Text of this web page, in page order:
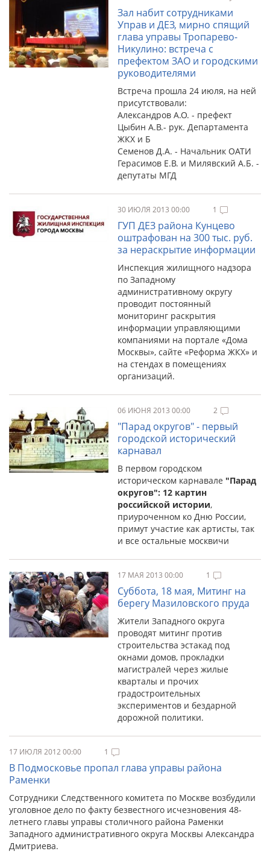
Зал набит сотрудниками
Управ и ДЕЗ, мирно спящий
глава управы Тропарево-
Никулино: встреча с
префектом ЗАО и городскими
руководителями
Встреча прошла 24 июля, на ней
присутствовали:
Александров А.О. - префект
Цыбин А.В.- рук. Департамента
ЖКХ и Б
Семенов Д.А. - Начальник ОАТИ
Герасимов Е.В. и Милявский А.Б. -
депутаты МГД
30 ИЮЛЯ 2013 00:00 1
ГУП ДЕЗ района Кунцево
оштрафован на 300 тыс. руб.
за нераскрытие информации
Инспекция жилищного надзора
по Западному
административному округу
проводит постоянный
мониторинг раскрытия
информации управляющими
компаниями на портале «Дома
Москвы», сайте «Реформа ЖКХ» и
на стендах в помещениях
организаций.
06 ИЮНЯ 2013 00:00 2
"Парад округов" - первый
городской исторический
карнавал
В первом городском
историческом карнавале "Парад
округов": 12 картин
российской истории,
приуроченном ко Дню России,
примут участие как артисты, так
и все остальные москвичи
17 МАЯ 2013 00:00 1
Суббота, 18 мая, Митинг на
берегу Мазиловского пруда
Жители Западного округа
проводят митинг против
строительства эстакад под
окнами домов, прокладки
магистралей через жилые
кварталы и прочих
градостроительных
экспериментов и бездарной
дорожной политики.
17 ИЮЛЯ 2012 00:00 1
В Подмосковье пропал глава управы района
Раменки
Сотрудники Следственного комитета по Москве возбудили
уголовное дело по факту безвестного исчезновения 48-
летнего главы управы столичного района Раменки
Западного административного округа Москвы Александра
Дмитриева.